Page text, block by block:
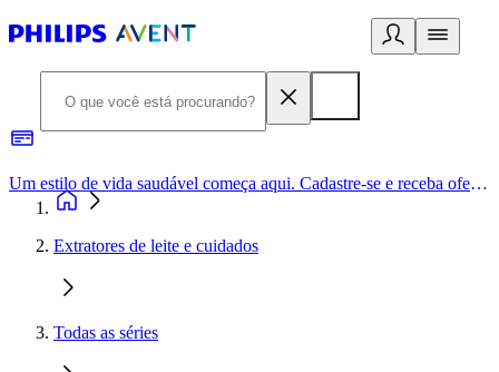
Um estilo de vida saudável começa aqui. Cadastre-se e receba ofertas exclusivas.
Extratores de leite e cuidados
Todas as séries